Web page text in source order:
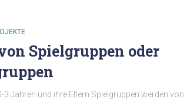
Spielgruppen oder
3 Jahren und ihre Eltern Spielgruppen werden von